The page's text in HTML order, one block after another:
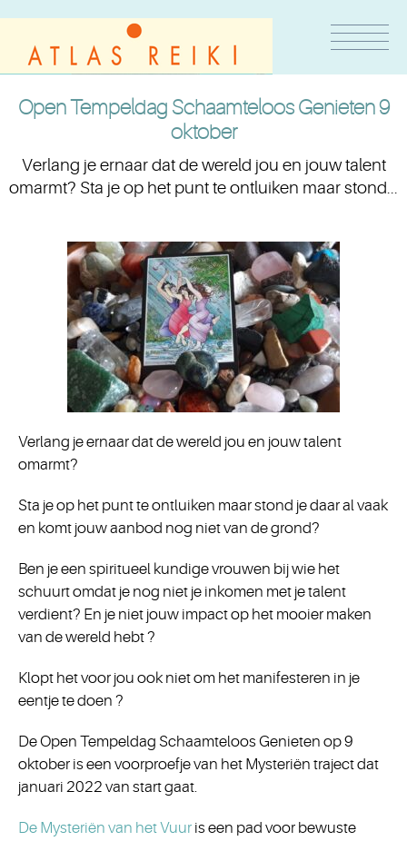
Open Tempeldag Schaamteloos Genieten 9
oktober
Verlang je ernaar dat de wereld jou en jouw talent
omarmt? Sta je op het punt te ontluiken maar stond...
Verlang je ernaar dat de wereld jou en jouw talent
omarmt?
Sta je op het punt te ontluiken maar stond je daar al vaak
en komt jouw aanbod nog niet van de grond?
Ben je een spiritueel kundige vrouwen bij wie het
schuurt omdat je nog niet je inkomen met je talent
verdient? En je niet jouw impact op het mooier maken
van de wereld hebt ?
Klopt het voor jou ook niet om het manifesteren in je
eentje te doen ?
De Open Tempeldag Schaamteloos Genieten op 9
oktober is een voorproefje van het Mysteriën traject dat
januari 2022 van start gaat.
De Mysteriën van het Vuur is een pad voor bewuste